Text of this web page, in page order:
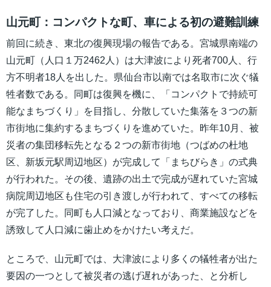
山元町：コンパクトな町、車による初の避難訓練
前回に続き、東北の復興現場の報告である。宮城県南端の
山元町（人口１万2462人）は大津波により死者700人、行
方不明者18人を出した。県仙台市以南では名取市に次ぐ犠
牲者数である。同町は復興を機に、「コンパクトで持続可
能なまちづくり」を目指し、分散していた集落を３つの新
市街地に集約するまちづくりを進めていた。昨年10月、被
災者の集団移転先となる２つの新市街地（つばめの杜地
区、新坂元駅周辺地区）が完成して「まちびらき」の式典
が行われた。その後、遺跡の出土で完成が遅れていた宮城
病院周辺地区も住宅の引き渡しが行われて、すべての移転
が完了した。同町も人口減となっており、商業施設などを
誘致して人口減に歯止めをかけたい考えだ。
ところで、山元町では、大津波により多くの犠牲者が出た
要因の一つとして被災者の逃げ遅れがあった、と分析し